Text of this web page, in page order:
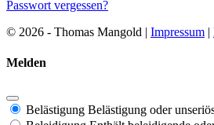
Passwort vergessen?
© 2026 - Thomas Mangold | Impressum |
Melden
Belästigung Belästigung oder